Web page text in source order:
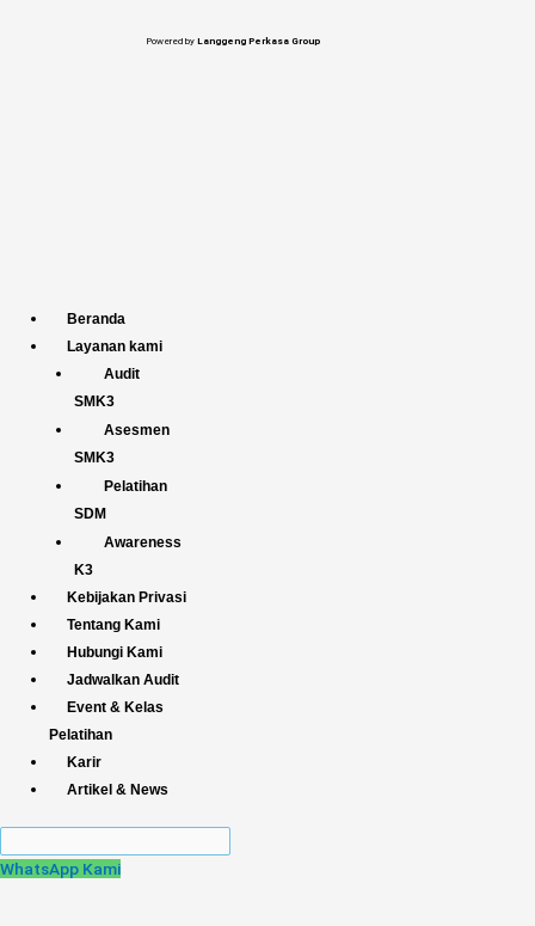
Powered by Langgeng Perkasa Group
Beranda
Layanan kami
Audit
SMK3
Asesmen
SMK3
Pelatihan
SDM
Awareness
K3
Kebijakan Privasi
Tentang Kami
Hubungi Kami
Jadwalkan Audit
Event & Kelas
Pelatihan
Karir
Artikel & News
WhatsApp Kami